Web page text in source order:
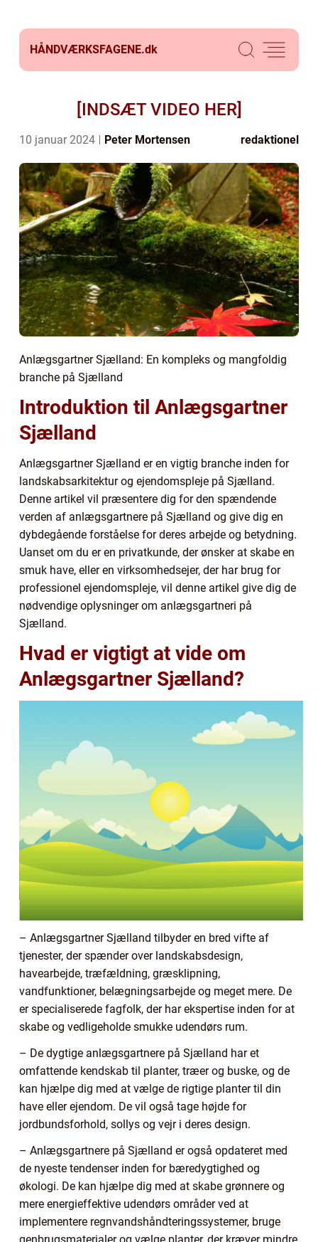
HÅNDVÆRKSFAGENE.dk
[INDSÆT VIDEO HER]
10 januar 2024 Peter Mortensen redaktionel
Anlægsgartner Sjælland: En kompleks og mangfoldig
branche på Sjælland
Introduktion til Anlægsgartner
Sjælland
Anlægsgartner Sjælland er en vigtig branche inden for
landskabsarkitektur og ejendomspleje på Sjælland.
Denne artikel vil præsentere dig for den spændende
verden af anlægsgartnere på Sjælland og give dig en
dybdegående forståelse for deres arbejde og betydning.
Uanset om du er en privatkunde, der ønsker at skabe en
smuk have, eller en virksomhedsejer, der har brug for
professionel ejendomspleje, vil denne artikel give dig de
nødvendige oplysninger om anlægsgartneri på
Sjælland.
Hvad er vigtigt at vide om
Anlægsgartner Sjælland?
– Anlægsgartner Sjælland tilbyder en bred vifte af
tjenester, der spænder over landskabsdesign,
havearbejde, træfældning, græsklipning,
vandfunktioner, belægningsarbejde og meget mere. De
er specialiserede fagfolk, der har ekspertise inden for at
skabe og vedligeholde smukke udendørs rum.
– De dygtige anlægsgartnere på Sjælland har et
omfattende kendskab til planter, træer og buske, og de
kan hjælpe dig med at vælge de rigtige planter til din
have eller ejendom. De vil også tage højde for
jordbundsforhold, sollys og vejr i deres design.
– Anlægsgartnere på Sjælland er også opdateret med
de nyeste tendenser inden for bæredygtighed og
økologi. De kan hjælpe dig med at skabe grønnere og
mere energieffektive udendørs områder ved at
implementere regnvandshåndteringssystemer, bruge
genbrugsmaterialer og vælge planter, der kræver mindre